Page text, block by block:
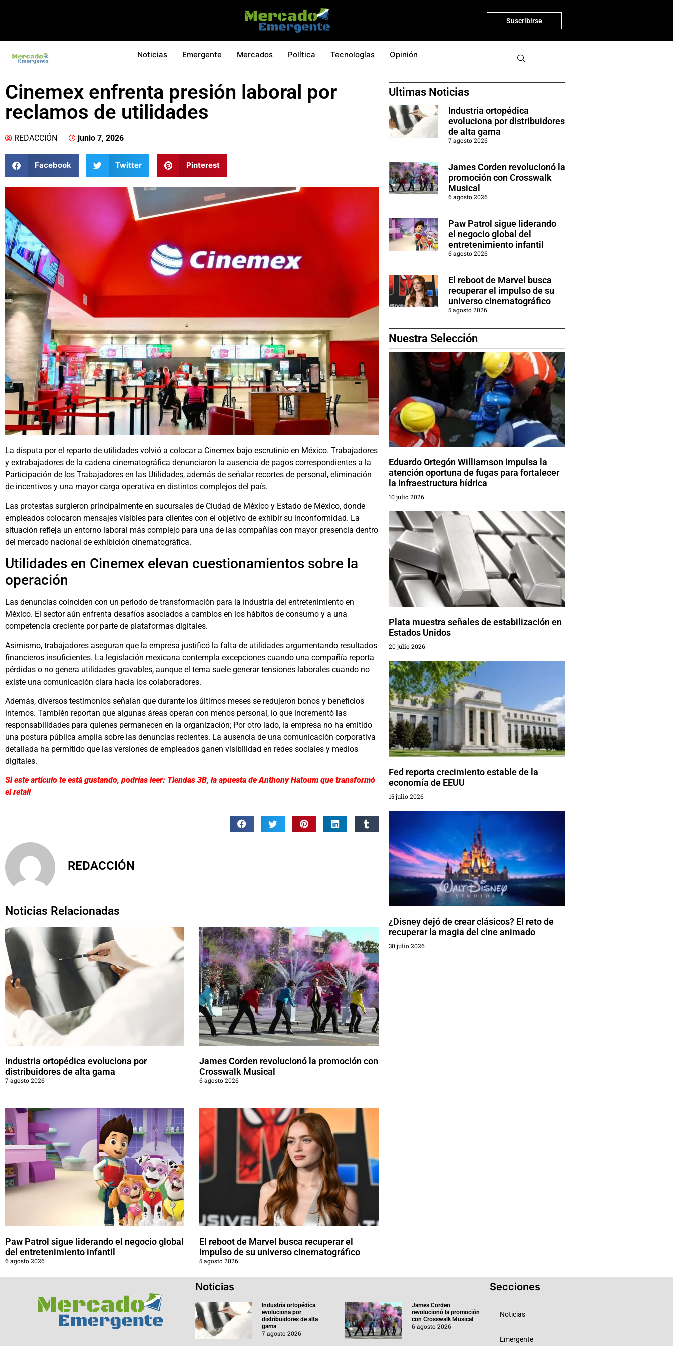
Suscribirse
Noticias Emergente Mercados Política Tecnologías Opinión
Cinemex enfrenta presión laboral por
reclamos de utilidades
REDACCIÓN junio 7, 2026
Facebook Twitter Pinterest
La disputa por el reparto de utilidades volvió a colocar a Cinemex bajo escrutinio en México. Trabajadores
y extrabajadores de la cadena cinematográfica denunciaron la ausencia de pagos correspondientes a la
Participación de los Trabajadores en las Utilidades, además de señalar recortes de personal, eliminación
de incentivos y una mayor carga operativa en distintos complejos del país.
Las protestas surgieron principalmente en sucursales de Ciudad de México y Estado de México, donde
empleados colocaron mensajes visibles para clientes con el objetivo de exhibir su inconformidad. La
situación refleja un entorno laboral más complejo para una de las compañías con mayor presencia dentro
del mercado nacional de exhibición cinematográfica.
Utilidades en Cinemex elevan cuestionamientos sobre la
operación
Las denuncias coinciden con un periodo de transformación para la industria del entretenimiento en
México. El sector aún enfrenta desafíos asociados a cambios en los hábitos de consumo y a una
competencia creciente por parte de plataformas digitales.
Asimismo, trabajadores aseguran que la empresa justificó la falta de utilidades argumentando resultados
financieros insuficientes. La legislación mexicana contempla excepciones cuando una compañía reporta
pérdidas o no genera utilidades gravables, aunque el tema suele generar tensiones laborales cuando no
existe una comunicación clara hacia los colaboradores.
Además, diversos testimonios señalan que durante los últimos meses se redujeron bonos y beneficios
internos. También reportan que algunas áreas operan con menos personal, lo que incrementó las
responsabilidades para quienes permanecen en la organización; Por otro lado, la empresa no ha emitido
una postura pública amplia sobre las denuncias recientes. La ausencia de una comunicación corporativa
detallada ha permitido que las versiones de empleados ganen visibilidad en redes sociales y medios
digitales.
Si este artículo te está gustando, podrías leer: Tiendas 3B, la apuesta de Anthony Hatoum que transformó
el retail
REDACCIÓN
Noticias Relacionadas
Industria ortopédica evoluciona por
distribuidores de alta gama
7 agosto 2026
James Corden revolucionó la promoción con
Crosswalk Musical
6 agosto 2026
Paw Patrol sigue liderando el negocio global
del entretenimiento infantil
6 agosto 2026
El reboot de Marvel busca recuperar el
impulso de su universo cinematográfico
5 agosto 2026
Ultimas Noticias
Industria ortopédica
evoluciona por distribuidores
de alta gama
7 agosto 2026
James Corden revolucionó la
promoción con Crosswalk
Musical
6 agosto 2026
Paw Patrol sigue liderando
el negocio global del
entretenimiento infantil
6 agosto 2026
El reboot de Marvel busca
recuperar el impulso de su
universo cinematográfico
5 agosto 2026
Nuestra Selección
Eduardo Ortegón Williamson impulsa la
atención oportuna de fugas para fortalecer
la infraestructura hídrica
10 julio 2026
Plata muestra señales de estabilización en
Estados Unidos
20 julio 2026
Fed reporta crecimiento estable de la
economía de EEUU
15 julio 2026
¿Disney dejó de crear clásicos? El reto de
recuperar la magia del cine animado
30 julio 2026
Noticias
Industria ortopédica
evoluciona por
distribuidores de alta
gama
7 agosto 2026
James Corden
revolucionó la promoción
con Crosswalk Musical
6 agosto 2026
Secciones
Noticias
Emergente